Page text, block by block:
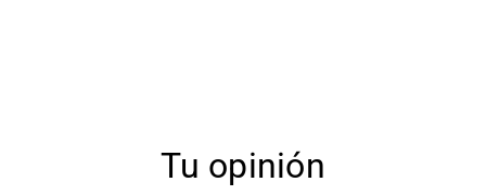
Tu opinión